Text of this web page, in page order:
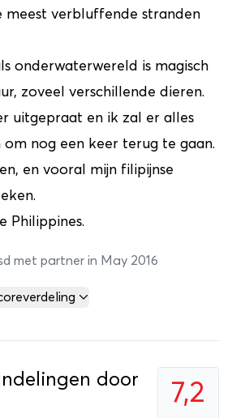
meest verbluffende stranden
onderwaterwereld is magisch
zoveel verschillende dieren.
uitgepraat en ik zal er alles
nog een keer terug te gaan.
en vooral mijn filipijnse
Philippines.
met partner in May 2016
7,2
door